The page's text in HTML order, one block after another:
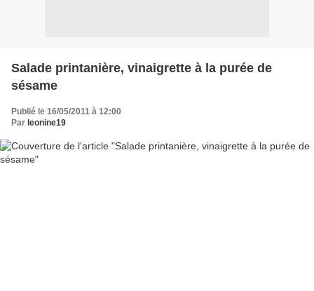
Salade printanière, vinaigrette à la purée de
sésame
Publié le 16/05/2011 à 12:00
Par leonine19